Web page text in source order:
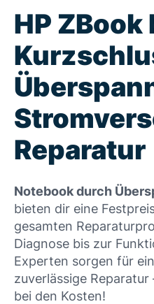
HP ZBook
Reparatur
Notebook durch
bieten dir eine
gesamten
Diagnose bis zur
Experten sorgen für
zuverlässige
bei den Kosten!